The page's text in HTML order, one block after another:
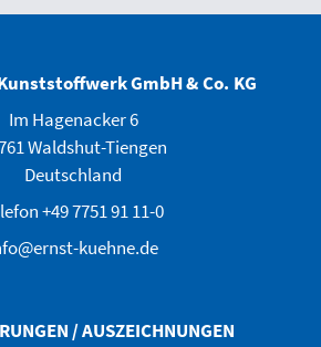
GmbH & Co. KG
Im Hagenacker 6
Waldshut-Tiengen
Deutschland
+49 7751 91 11-0
kuehne.de
/ AUSZEICHNUNGEN